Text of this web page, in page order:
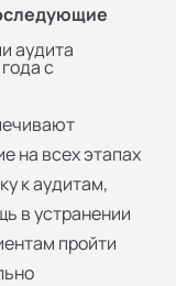
аудита
с
на всех этапах
к аудитам,
в устранении
пройти